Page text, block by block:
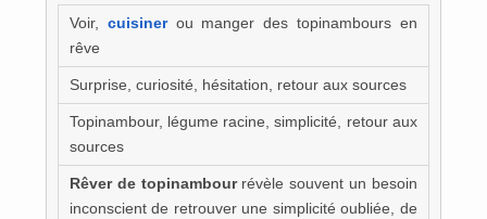
Voir, cuisinerou manger des topinambours en
rêve
Surprise, curiosité, hésitation, retour aux sources
Topinambour, légume racine, simplicité, retour aux
sources
Rêver de topinambourrévèle souvent un besoin
inconscient de retrouver une simplicité oubliée, de